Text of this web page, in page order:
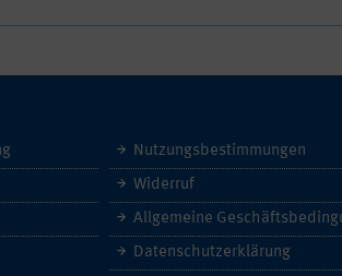
Nutzungsbestimmungen
Widerruf
Datenschutzerklärung